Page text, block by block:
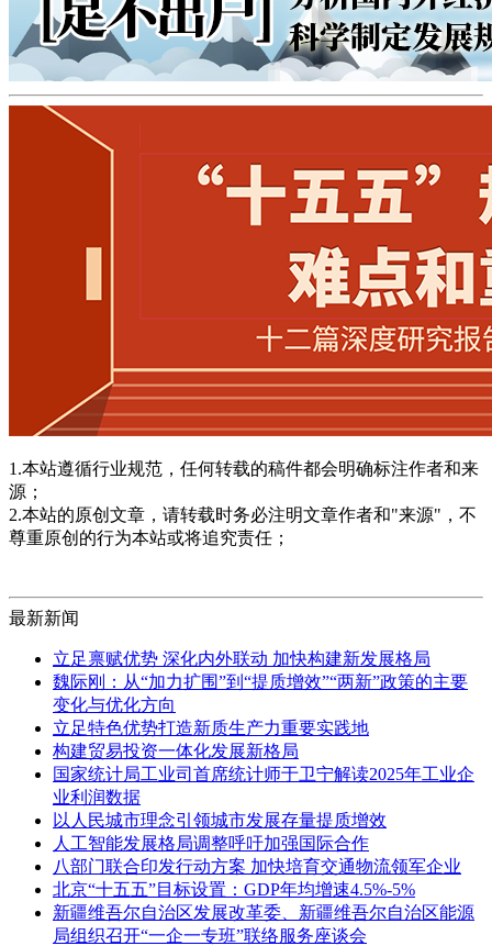
1.本站遵循行业规范，任何转载的稿件都会明确标注作者和来
源；
2.本站的原创文章，请转载时务必注明文章作者和"来源"，不
尊重原创的行为本站或将追究责任；
最新新闻
立足禀赋优势 深化内外联动 加快构建新发展格局
魏际刚：从“加力扩围”到“提质增效”“两新”政策的主要
变化与优化方向
立足特色优势打造新质生产力重要实践地
构建贸易投资一体化发展新格局
国家统计局工业司首席统计师于卫宁解读2025年工业企
业利润数据
以人民城市理念引领城市发展存量提质增效
人工智能发展格局调整呼吁加强国际合作
八部门联合印发行动方案 加快培育交通物流领军企业
北京“十五五”目标设置：GDP年均增速4.5%-5%
新疆维吾尔自治区发展改革委、新疆维吾尔自治区能源
局组织召开“一企一专班”联络服务座谈会